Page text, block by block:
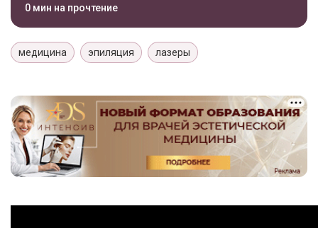
0 мин на прочтение
медицина эпиляция лазеры